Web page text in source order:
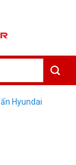
Hyundai